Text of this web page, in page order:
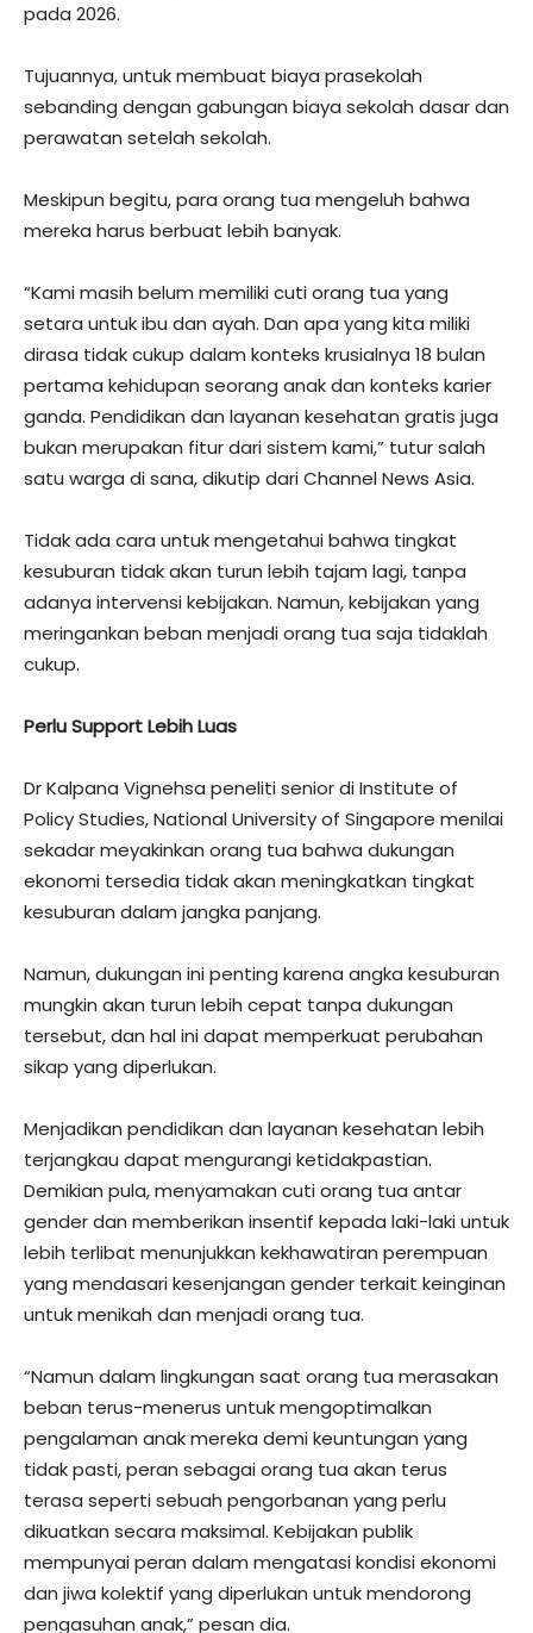
pada 2026.
Tujuannya, untuk membuat biaya prasekolah
sebanding dengan gabungan biaya sekolah dasar dan
perawatan setelah sekolah.
Meskipun begitu, para orang tua mengeluh bahwa
mereka harus berbuat lebih banyak.
“Kami masih belum memiliki cuti orang tua yang
setara untuk ibu dan ayah. Dan apa yang kita miliki
dirasa tidak cukup dalam konteks krusialnya 18 bulan
pertama kehidupan seorang anak dan konteks karier
ganda. Pendidikan dan layanan kesehatan gratis juga
bukan merupakan fitur dari sistem kami,” tutur salah
satu warga di sana, dikutip dari Channel News Asia.
Tidak ada cara untuk mengetahui bahwa tingkat
kesuburan tidak akan turun lebih tajam lagi, tanpa
adanya intervensi kebijakan. Namun, kebijakan yang
meringankan beban menjadi orang tua saja tidaklah
cukup.
Perlu Support Lebih Luas
Dr Kalpana Vignehsa peneliti senior di Institute of
Policy Studies, National University of Singapore menilai
sekadar meyakinkan orang tua bahwa dukungan
ekonomi tersedia tidak akan meningkatkan tingkat
kesuburan dalam jangka panjang.
Namun, dukungan ini penting karena angka kesuburan
mungkin akan turun lebih cepat tanpa dukungan
tersebut, dan hal ini dapat memperkuat perubahan
sikap yang diperlukan.
Menjadikan pendidikan dan layanan kesehatan lebih
terjangkau dapat mengurangi ketidakpastian.
Demikian pula, menyamakan cuti orang tua antar
gender dan memberikan insentif kepada laki-laki untuk
lebih terlibat menunjukkan kekhawatiran perempuan
yang mendasari kesenjangan gender terkait keinginan
untuk menikah dan menjadi orang tua.
“Namun dalam lingkungan saat orang tua merasakan
beban terus-menerus untuk mengoptimalkan
pengalaman anak mereka demi keuntungan yang
tidak pasti, peran sebagai orang tua akan terus
terasa seperti sebuah pengorbanan yang perlu
dikuatkan secara maksimal. Kebijakan publik
mempunyai peran dalam mengatasi kondisi ekonomi
dan jiwa kolektif yang diperlukan untuk mendorong
pengasuhan anak,” pesan dia.